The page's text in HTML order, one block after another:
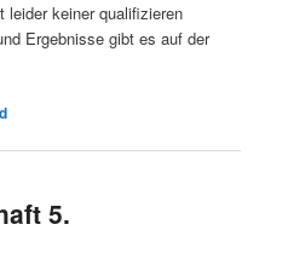
leider keiner qualifizieren
Ergebnisse gibt es auf der
5.